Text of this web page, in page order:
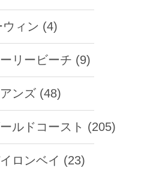
ィン (4)
リービーチ (9)
ンズ (48)
ルドコースト (205)
ロンベイ (23)